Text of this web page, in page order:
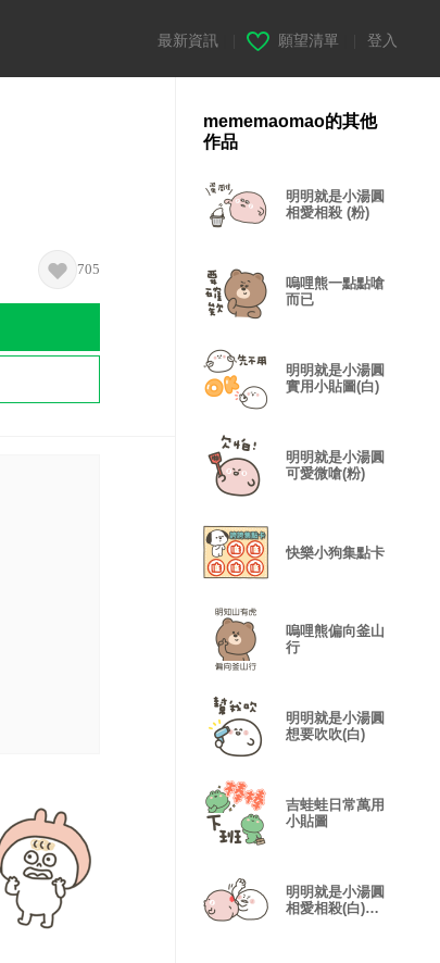
最新資訊 願望清單 登入
705
mememaomao的其他
作品
明明就是小湯圓
相愛相殺 (粉)
嗚哩熊一點點嗆
而已
明明就是小湯圓
實用小貼圖(白)
明明就是小湯圓
可愛微嗆(粉)
快樂小狗集點卡
嗚哩熊偏向釜山
行
明明就是小湯圓
想要吹吹(白)
吉蛙蛙日常萬用
小貼圖
明明就是小湯圓
相愛相殺(白)無